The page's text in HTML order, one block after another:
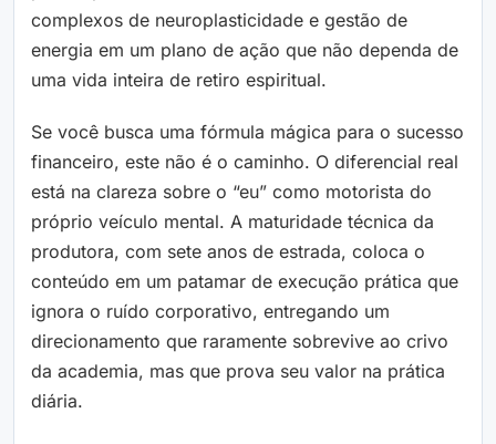
complexos de neuroplasticidade e gestão de
energia em um plano de ação que não dependa de
uma vida inteira de retiro espiritual.
Se você busca uma fórmula mágica para o sucesso
financeiro, este não é o caminho. O diferencial real
está na clareza sobre o “eu” como motorista do
próprio veículo mental. A maturidade técnica da
produtora, com sete anos de estrada, coloca o
conteúdo em um patamar de execução prática que
ignora o ruído corporativo, entregando um
direcionamento que raramente sobrevive ao crivo
da academia, mas que prova seu valor na prática
diária.